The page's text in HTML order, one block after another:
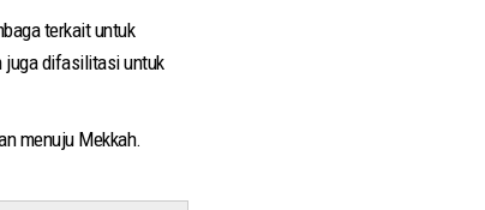
terkait untuk
juga difasilitasi untuk
menuju Mekkah.